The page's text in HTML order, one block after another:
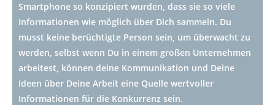
Smartphone so konzipiert wurden, dass sie so viele
Informationen wie möglich über Dich sammeln. Du
musst keine berüchtigte Person sein, um überwacht zu
werden, selbst wenn Du in einem großen Unternehmen
arbeitest, können deine Kommunikation und Deine
Ideen über Deine Arbeit eine Quelle wertvoller
Informationen für die Konkurrenz sein.